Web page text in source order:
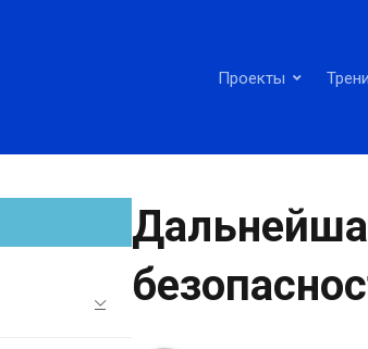
Проекты